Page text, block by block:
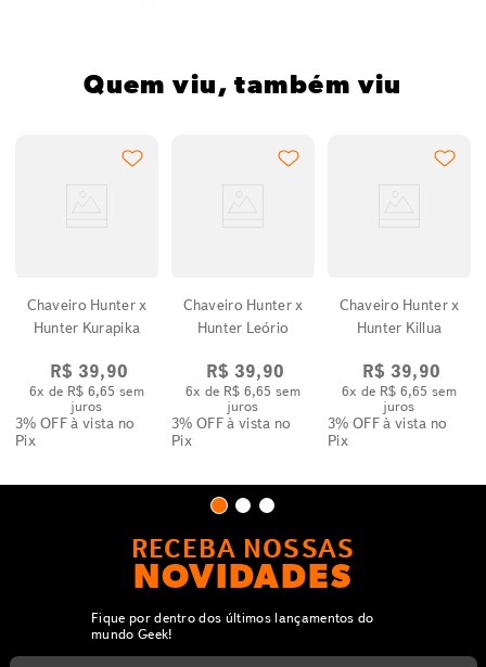
Quem viu, também viu
Chaveiro Hunter x
Hunter Kurapika
R$ 39,90
6x de R$ 6,65 sem
juros
3% OFFà vista no
Pix
Chaveiro Hunter x
Hunter Leório
R$ 39,90
6x de R$ 6,65 sem
juros
3% OFFà vista no
Pix
Chaveiro Hunter x
Hunter Killua
R$ 39,90
6x de R$ 6,65 sem
juros
3% OFFà vista no
Pix
RECEBA NOSSAS
NOVIDADES
Fique por dentro dos últimos lançamentos do
mundo Geek!